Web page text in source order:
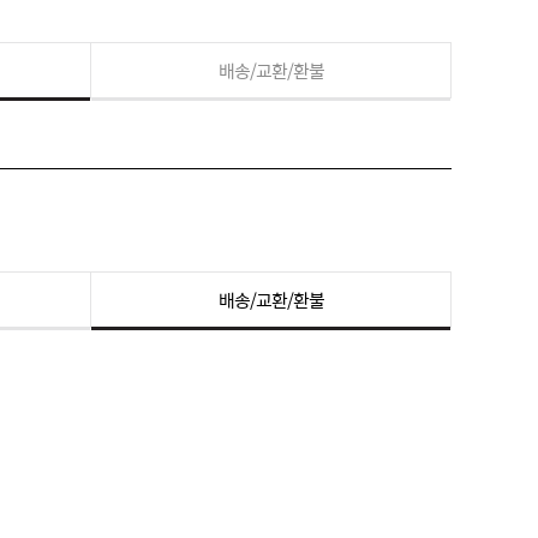
배송/교환/환불
배송/교환/환불